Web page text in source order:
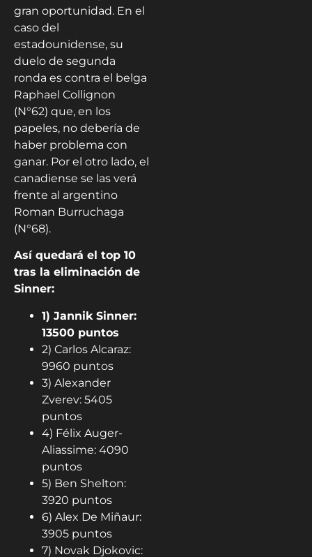
gran oportunidad. En el
caso del
estadounidense, su
duelo de segunda
ronda es contra el belga
Raphael Collignon
(N°62) que, en los
papeles, no debería de
haber problema con
ganar. Por el otro lado, el
canadiense se las verá
frente al argentino
Roman Burruchaga
(N°68).
Así quedará el top 10
tras la eliminación de
Sinner:
1) Jannik Sinner:
13500 puntos
2) Carlos Alcaraz:
9960 puntos
3) Alexander
Zverev: 5405
puntos
4) Félix Auger-
Aliassime: 4090
puntos
5) Ben Shelton:
3920 puntos
6) Alex De Miñaur:
3905 puntos
7) Novak Djokovic: